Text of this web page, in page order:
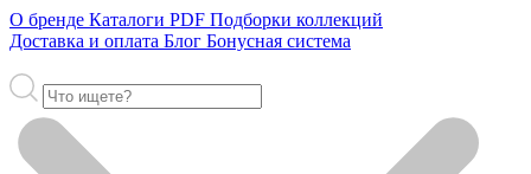
О бренде Каталоги PDF Подборки коллекций
Доставка и оплата Блог Бонусная система